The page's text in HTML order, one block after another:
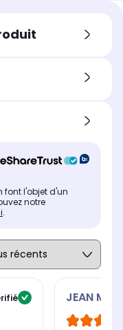
font l'objet d'un
notre
.
JEAN